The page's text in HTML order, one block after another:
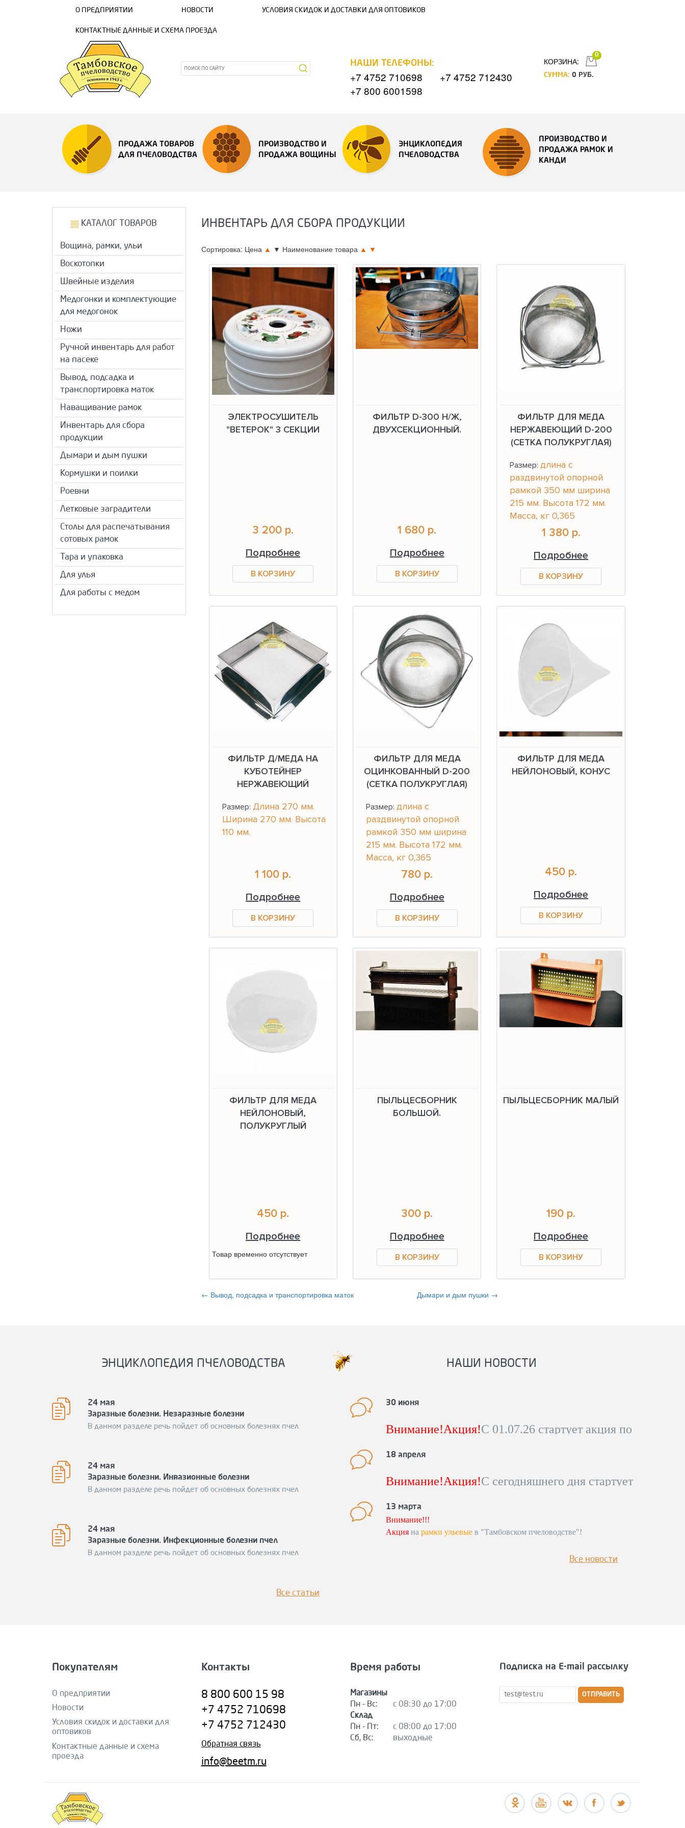
О ПРЕДПРИЯТИИ НОВОСТИ УСЛОВИЯ СКИДОК И ДОСТАВКИ ДЛЯ ОПТОВИКОВ
КОНТАКТНЫЕ ДАННЫЕ И СХЕМА ПРОЕЗДА
НАШИ ТЕЛЕФОНЫ:
+7 4752 710698
+7 4752 712430
+7 800 6001598
КОРЗИНА:
0
СУММА: 0 РУБ.
ПРОДАЖА ТОВАРОВ
ДЛЯ ПЧЕЛОВОДСТВА
ПРОИЗВОДСТВО И
ПРОДАЖА ВОЩИНЫ
ЭНЦИКЛОПЕДИЯ
ПЧЕЛОВОДСТВА
ПРОИЗВОДСТВО И
ПРОДАЖА РАМОК И
КАНДИ
КАТАЛОГ ТОВАРОВ
Вощина, рамки, ульи
Воскотопки
Швейные изделия
Медогонки и комплектующие
для медогонок
Ножи
Ручной инвентарь для работ
на пасеке
Вывод, подсадка и
транспортировка маток
Наващивание рамок
Инвентарь для сбора
продукции
Дымари и дым пушки
Кормушки и поилки
Роевни
Летковые заградители
Столы для распечатывания
сотовых рамок
Тара и упаковка
Для улья
Для работы с медом
ИНВЕНТАРЬ ДЛЯ СБОРА ПРОДУКЦИИ
Сортировка: Цена ▲ ▼ Наименование товара ▲ ▼
ЭЛЕКТРОСУШИТЕЛЬ
"ВЕТЕРОК" 3 СЕКЦИИ
3 200 р.
Подробнее
ФИЛЬТР D-300 Н/Ж,
ДВУХСЕКЦИОННЫЙ.
1 680 р.
Подробнее
ФИЛЬТР ДЛЯ МЕДА
НЕРЖАВЕЮЩИЙ D-200
(СЕТКА ПОЛУКРУГЛАЯ)
Размер:длина с
раздвинутой опорной
рамкой 350 мм ширина
215 мм. Высота 172 мм.
Масса, кг 0,365
1 380 р.
Подробнее
ФИЛЬТР Д/МЕДА НА
КУБОТЕЙНЕР
НЕРЖАВЕЮЩИЙ
Размер: Длина 270 мм.
Ширина 270 мм. Высота
110 мм.
1 100 р.
Подробнее
ФИЛЬТР ДЛЯ МЕДА
ОЦИНКОВАННЫЙ D-200
(СЕТКА ПОЛУКРУГЛАЯ)
Размер: длина с
раздвинутой опорной
рамкой 350 мм ширина
215 мм. Высота 172 мм.
Масса, кг 0,365
780 р.
Подробнее
ФИЛЬТР ДЛЯ МЕДА
НЕЙЛОНОВЫЙ, КОНУС
450 р.
Подробнее
ФИЛЬТР ДЛЯ МЕДА
НЕЙЛОНОВЫЙ,
ПОЛУКРУГЛЫЙ
450 р.
Подробнее
Товар временно отсутствует
ПЫЛЬЦЕСБОРНИК
БОЛЬШОЙ.
300 р.
Подробнее
ПЫЛЬЦЕСБОРНИК МАЛЫЙ
190 р.
Подробнее
← Вывод, подсадка и транспортировка маток Дымари и дым пушки →
ЭНЦИКЛОПЕДИЯ ПЧЕЛОВОДСТВА
24 мая
Заразные болезни. Незаразные болезни
В данном разделе речь пойдет об основных болезнях пчел
24 мая
Заразные болезни. Инвазионные болезни
В данном разделе речь пойдет об основных болезнях пчел
24 мая
Заразные болезни. Инфекционные болезни пчел
В данном разделе речь пойдет об основных болезнях пчел
Все статьи
НАШИ НОВОСТИ
30 июня
Внимание!Акция!С 01.07.26 стартует акция по
Подробности уточняйте по телефону 8-800-
Спешите закупиться!
18 апреля
Внимание!Акция!С сегодняшнего дня стартует
вощину!
Спешите закупиться к сезону!
13 марта
Внимание!!!
Акция на рамки ульевые в "Тамбовском пчеловодстве"!
Все новости
Покупателям
О предприятии
Новости
Условия скидок и доставки для
оптовиков
Контактные данные и схема
проезда
Контакты
8 800 600 15 98
+7 4752 710698
+7 4752 712430
Обратная связь
info@beetm.ru
Время работы
Магазины
Пн - Вс:
с 08:30 до 17:00
Склад
Пн - Пт:
с 08:00 до 17:00
Сб, Вс:
выходные
Подписка на E-mail рассылку